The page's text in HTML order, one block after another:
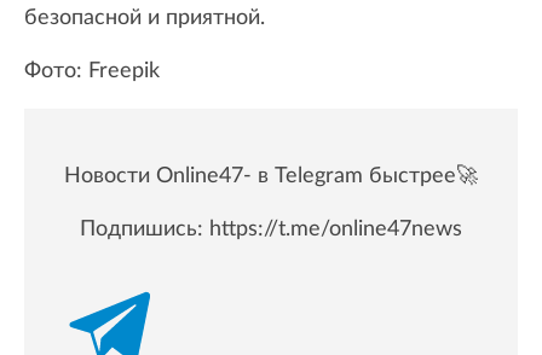
безопасной и приятной.
Фото: Freepik
Новости Online47- в Telegram быстрее🚀
Подпишись: https://t.me/online47news